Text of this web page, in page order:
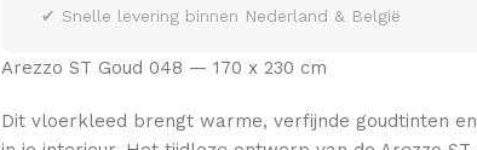
✔ Snelle levering binnen Nederland & België
Arezzo ST Goud 048 — 170 x 230 cm
Dit vloerkleed brengt warme, verfijnde goudtinten